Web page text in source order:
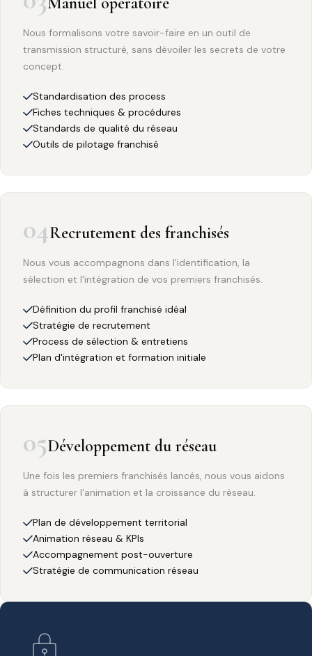
Nous formalisons votre savoir-faire en un outil de
transmission structuré, sans dévoiler les secrets de votre
concept.
Standardisation des process
Fiches techniques & procédures
Standards de qualité du réseau
Outils de pilotage franchisé
04Recrutement des franchisés
Nous vous accompagnons dans l'identification, la
sélection et l'intégration de vos premiers franchisés.
Définition du profil franchisé idéal
Stratégie de recrutement
Process de sélection & entretiens
Plan d'intégration et formation initiale
05Développement du réseau
Une fois les premiers franchisés lancés, nous vous aidons
à structurer l'animation et la croissance du réseau.
Plan de développement territorial
Animation réseau & KPIs
Accompagnement post-ouverture
Stratégie de communication réseau